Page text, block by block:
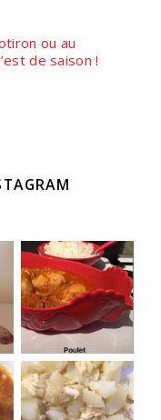
ou au
de saison !